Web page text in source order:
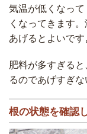
気温が低くなっ
くなってきます
あげるとよいです
肥料が多すぎる
るのであげすぎな
根の状態を確認